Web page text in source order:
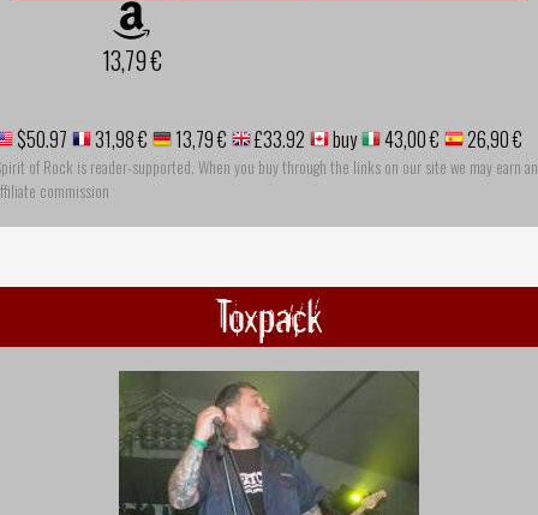
13,79 €
$50.97 31,98 € 13,79 € £33.92 buy 43,00 € 26,90 €
of Rock is reader-supported. When you buy through the links on our site we may earn an
commission
Toxpack